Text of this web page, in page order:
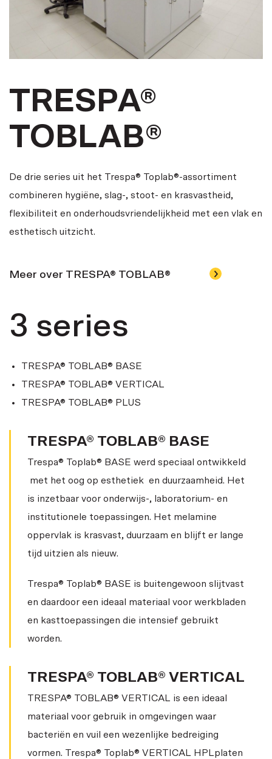
TRESPA®
TOBLAB®
De drie series uit het Trespa® Toplab®-assortiment
combineren hygiëne, slag-, stoot- en krasvastheid,
flexibiliteit en onderhoudsvriendelijkheid met een vlak en
esthetisch uitzicht.
Meer over TRESPA® TOBLAB®
3 series
TRESPA® TOBLAB® BASE
TRESPA® TOBLAB® VERTICAL
TRESPA® TOBLAB® PLUS
TRESPA® TOBLAB® BASE
Trespa® Toplab® BASE werd speciaal ontwikkeld
met het oog op esthetiek en duurzaamheid. Het
is inzetbaar voor onderwijs-, laboratorium- en
institutionele toepassingen. Het melamine
oppervlak is krasvast, duurzaam en blijft er lange
tijd uitzien als nieuw.
Trespa® Toplab® BASE is buitengewoon slijtvast
en daardoor een ideaal materiaal voor werkbladen
en kasttoepassingen die intensief gebruikt
worden.
TRESPA® TOBLAB® VERTICAL
TRESPA® TOBLAB® VERTICAL is een ideaal
materiaal voor gebruik in omgevingen waar
bacteriën en vuil een wezenlijke bedreiging
vormen. Trespa® Toplab® VERTICAL HPLplaten